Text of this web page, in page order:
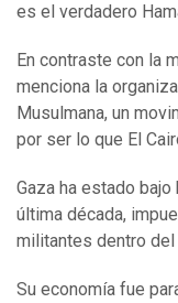
es el verdadero
En contraste con la
menciona la
Musulmana, un
por ser lo que El
Gaza ha estado
última década,
militantes dentro
Su economía fue